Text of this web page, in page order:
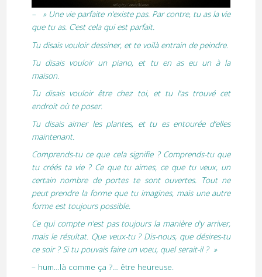
– » Une vie parfaite n’existe pas. Par contre, tu as la vie
que tu as. C’est cela qui est parfait.
Tu disais vouloir dessiner, et te voilà entrain de peindre.
Tu disais vouloir un piano, et tu en as eu un à la
maison.
Tu disais vouloir être chez toi, et tu l’as trouvé cet
endroit où te poser.
Tu disais aimer les plantes, et tu es entourée d’elles
maintenant.
Comprends-tu ce que cela signifie ? Comprends-tu que
tu créés ta vie ? Ce que tu aimes, ce que tu veux, un
certain nombre de portes te sont ouvertes. Tout ne
peut prendre la forme que tu imagines, mais une autre
forme est toujours possible.
Ce qui compte n’est pas toujours la manière d’y arriver,
mais le résultat. Que veux-tu ? Dis-nous, que désires-tu
ce soir ? Si tu pouvais faire un voeu, quel serait-il ? »
– hum…là comme ça ?… être heureuse.